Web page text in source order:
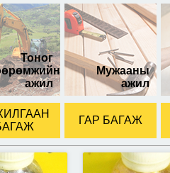
Тоног
ажил
Мужааны
ажил
ГАР БАГАЖ
Боронз Алтлаг